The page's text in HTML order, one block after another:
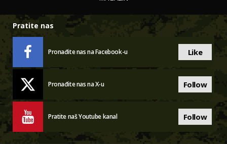
Pratite nas
Pronađite nas na Facebook-u Like
Pronađite nas na X-u Follow
Pratite naš Youtube kanal Follow